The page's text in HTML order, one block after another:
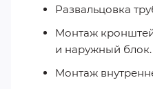
Развальцовка
Монтаж
и наружный блок.
Монтаж